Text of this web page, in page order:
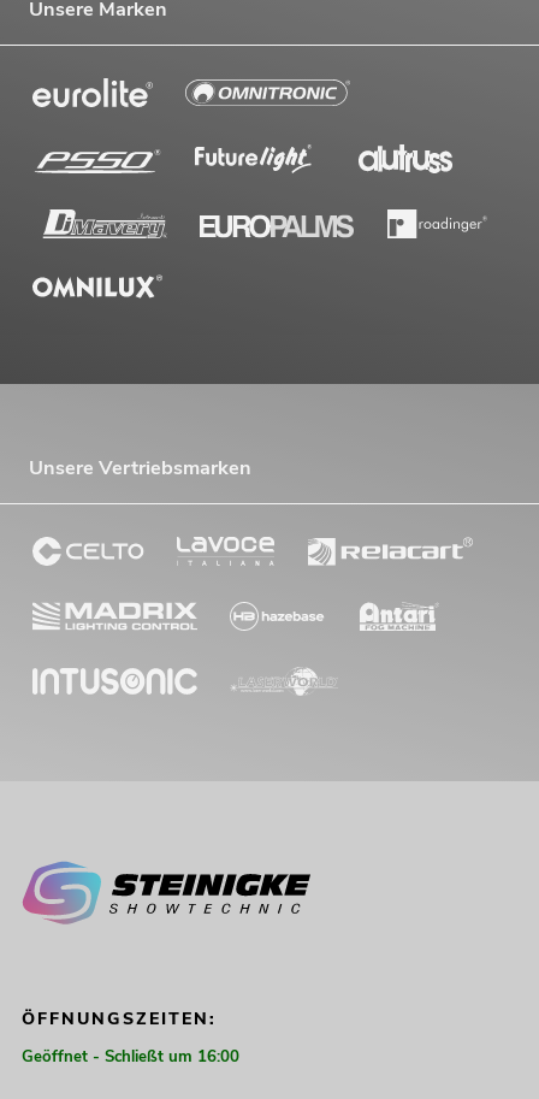
Unsere Marken
Unsere Vertriebsmarken
ÖFFNUNGSZEITEN:
Geöffnet - Schließt um 16:00